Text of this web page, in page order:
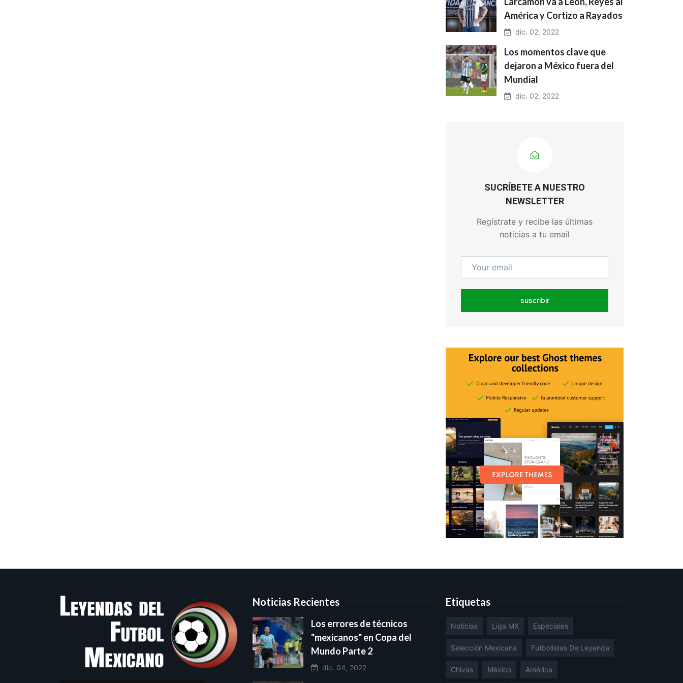
América y Cortizo a Rayados
dic. 02, 2022
Los momentos clave que
dejaron a México fuera del
Mundial
dic. 02, 2022
SUCRÍBETE A NUESTRO
NEWSLETTER
Regístrate y recibe las últimas
noticias a tu email
suscribir
Noticias Recientes
Los errores de técnicos
"mexicanos" en Copa del
Mundo Parte 2
dic. 04, 2022
Etiquetas
Noticias Liga MX Especiales
Selección Mexicana Futbolistas De Leyenda
Chivas México América